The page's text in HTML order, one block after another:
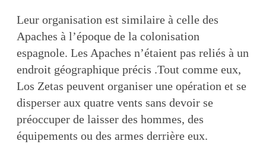
Leur organisation est similaire à celle des
Apaches à l’époque de la colonisation
espagnole. Les Apaches n’étaient pas reliés à un
endroit géographique précis .Tout comme eux,
Los Zetas peuvent organiser une opération et se
disperser aux quatre vents sans devoir se
préoccuper de laisser des hommes, des
équipements ou des armes derrière eux.